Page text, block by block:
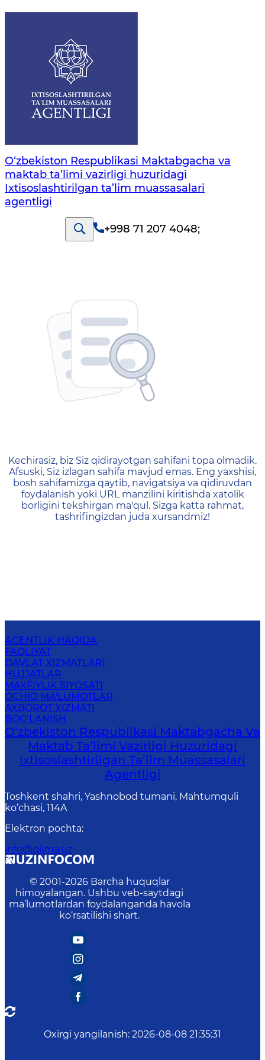
O‘zbekiston Respublikasi Maktabgacha va
maktab ta’limi vazirligi huzuridagi
Ixtisoslashtirilgan ta’lim muassasalari
agentligi
+998 71 207 4048;
404 — Страница не
Kechirasiz, biz Siz qidirayotgan sahifani topa olmadik.
Afsuski, Siz izlagan sahifa mavjud emas. Eng yaxshisi,
bosh sahifamizga qaytib, navigatsiya va qidiruvdan
foydalanish yoki URL manzilini kiritishda xatolik
borligini tekshirgan ma'qul. Sizga katta rahmat,
tashrifingizdan juda xursandmiz!
AGENTLIK HAQIDA
FAOLIYAT
DAVLAT XIZMATLARI
HUJJATLAR
MAXFIYLIK SIYOSATI
OCHIQ MA'LUMOTLAR
AXBOROT XIZMATI
BOG‘LANISH
O‘zbekiston Respublikasi Maktabgacha Va
Maktab Ta’limi Vazirligi Huzuridagi
Ixtisoslashtirilgan Ta’lim Muassasalari
Agentligi
Toshkent shahri, Yashnobod tumani, Mahtumquli
ko‘chasi, 114A
Elektron pochta:
info@piima.uz
© 2001-2026 Barcha huquqlar
himoyalangan. Ushbu veb-saytdagi
ma’lumotlardan foydalanganda havola
ko‘rsatilishi shart.
Oxirgi yangilanish: 2026-08-08 21:35:31